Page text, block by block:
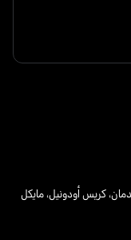
،كريس أودونيل،مايكل